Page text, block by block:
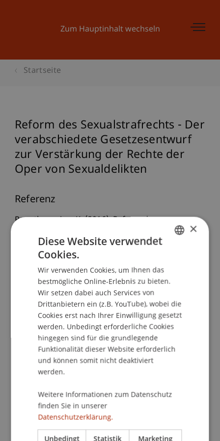
Zum Hauptinhalt wechseln
Startseite
Reform des Sexualstrafrechts - Der
verabschiedete Gesetzesentwurf
zur Verstärkung der Rechte der
Oper von Sexualdelikten
Referenz
Papathanasiou, K. (2016). Reform des
Gesetzesentwurf zur Verstärkung der Rechte der
Oper von Sexualdelikten.
Publikationsart
Beitrag in wissenschaftlicher Fachzeitschrift
Mitarbeitende
Beteiligte Einrichtungen
Institut für Wirtschaftsrecht
×
Diese Website verwendet
Cookies.
Wir verwenden Cookies, um Ihnen das
bestmögliche Online-Erlebnis zu bieten.
Wir setzen dabei auch Services von
Drittanbietern ein (z.B. YouTube), wobei die
Cookies erst nach Ihrer Einwilligung gesetzt
werden. Unbedingt erforderliche Cookies
hingegen sind für die grundlegende
Funktionalität dieser Website erforderlich
und können somit nicht deaktiviert
werden.
Weitere Informationen zum Datenschutz
finden Sie in unserer
Datenschutzerklärung.
Unbedingt Statistik Marketing